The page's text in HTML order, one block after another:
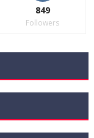
849
Followers